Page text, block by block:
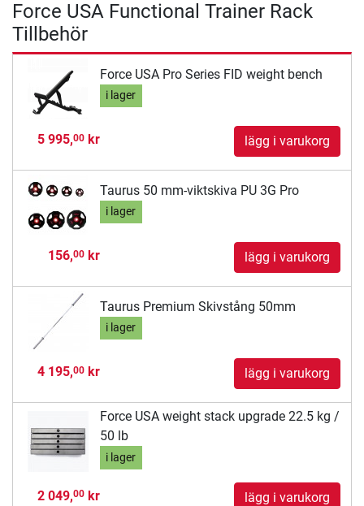
Force USA Functional Trainer Rack
Tillbehör
Force USA Pro Series FID weight bench
i lager
5 995,00kr lägg i varukorg
Taurus 50 mm-viktskiva PU 3G Pro
i lager
156,00kr lägg i varukorg
Taurus Premium Skivstång 50mm
i lager
4 195,00kr lägg i varukorg
Force USA weight stack upgrade 22.5 kg /
50 lb
i lager
2 049,00kr lägg i varukorg